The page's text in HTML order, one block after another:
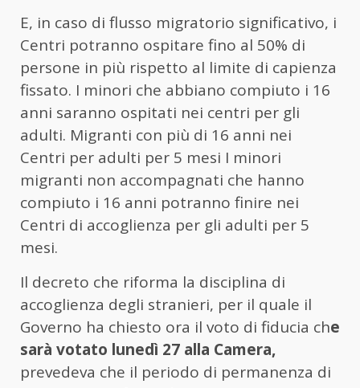
E, in caso di flusso migratorio significativo, i
Centri potranno ospitare fino al 50% di
persone in più rispetto al limite di capienza
fissato. I minori che abbiano compiuto i 16
anni saranno ospitati nei centri per gli
adulti. Migranti con più di 16 anni nei
Centri per adulti per 5 mesi I minori
migranti non accompagnati che hanno
compiuto i 16 anni potranno finire nei
Centri di accoglienza per gli adulti per 5
mesi.
Il decreto che riforma la disciplina di
accoglienza degli stranieri, per il quale il
Governo ha chiesto ora il voto di fiducia che
sarà votato lunedì 27 alla Camera,
prevedeva che il periodo di permanenza di